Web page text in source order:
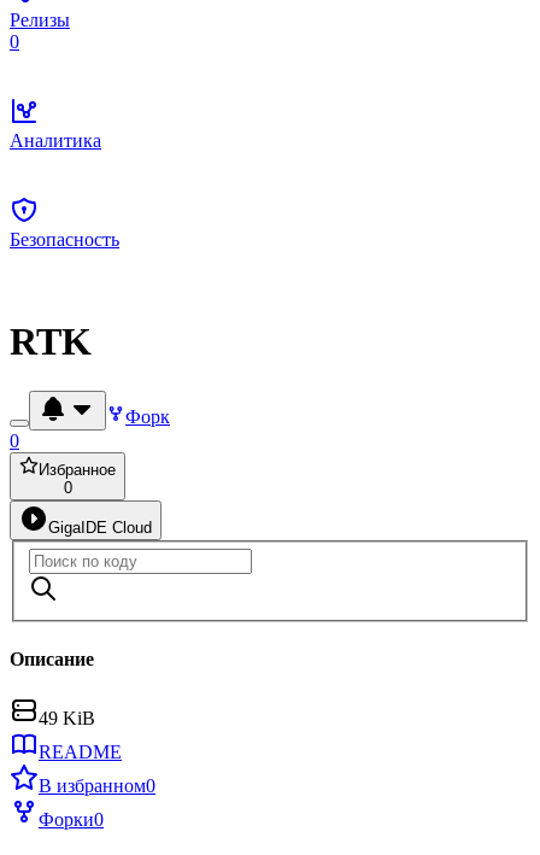
Релизы
0
Аналитика
Безопасность
RTK
Форк
0
Избранное
0
GigaIDE Cloud
Описание
49 KiB
README
В избранном0
Форки0